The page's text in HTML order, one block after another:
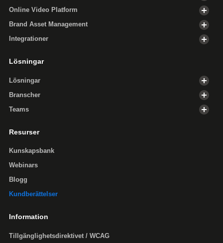
Online Video Platform
Brand Asset Management
Integrationer
Lösningar
Lösningar
Branscher
Teams
Resurser
Kunskapsbank
Webinars
Blogg
Kundberättelser
Information
Tillgänglighets­direktivet / WCAG